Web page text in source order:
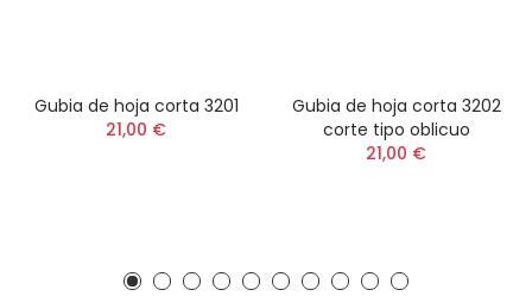
Gubia de hoja corta 3201
21,00 €
Gubia de hoja corta 3202
corte tipo oblicuo
21,00 €